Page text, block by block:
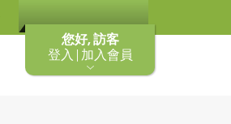
您好, 訪客
登入 | 加入會員